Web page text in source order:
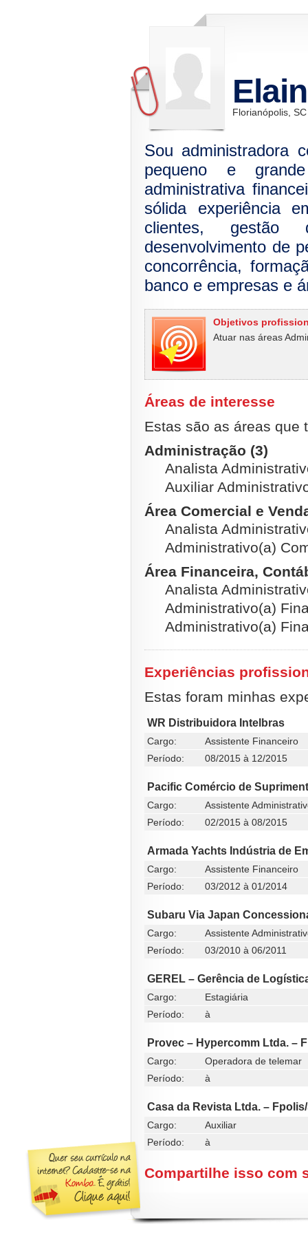
Florianópolis, SC
Sou administradora
pequeno e
administrativa
sólida experiência
clientes,
desenvolvimento de
concorrência,
banco e empresas e
Objetivos
Atuar nas áreas
Áreas de interesse
Estas são as áreas que
Administração (3)
Analista
Auxiliar
Área Comercial e
Analista
Administrativo(a)
Área Financeira,
Analista
Administrativo(a)
Administrativo(a)
Experiências
Estas foram minhas
WR Distribuidora Intelbras
Cargo:
Assistente Financeiro
Período:
08/2015 à 12/2015
Pacific Comércio de
Cargo:
Assistente
Período:
02/2015 à 08/2015
Armada Yachts Indústria de
Cargo:
Assistente Financeiro
Período:
03/2012 à 01/2014
Subaru Via Japan
Cargo:
Assistente
Período:
03/2010 à 06/2011
GEREL – Gerência de
Cargo:
Estagiária
Período:
à
Provec – Hypercomm Ltda. –
Cargo:
Operadora de telemar
Período:
à
Casa da Revista Ltda. –
Cargo:
Auxiliar
Período:
à
Compartilhe isso com